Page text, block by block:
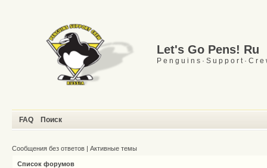
Let's Go Pens! Ru
P e n g u i n s · S u p p o r t · C r e
FAQ Поиск
Сообщения без ответов | Активные темы
Список форумов